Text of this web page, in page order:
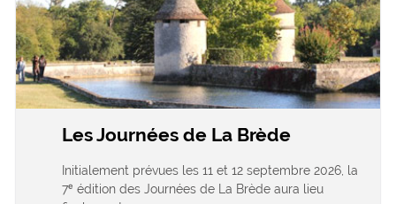
Les Journées de La Brède
Initialement prévues les 11 et 12 septembre 2026, la
7ᵉ édition des Journées de La Brède aura lieu